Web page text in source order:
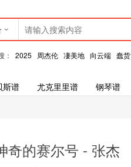
： 2025 周杰伦 凄美地 向云端 蠢货
斯谱 尤克里里谱 钢琴谱
奇的赛尔号 - 张杰